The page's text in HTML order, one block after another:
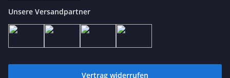
Unsere Versandpartner
Vertrag widerrufen